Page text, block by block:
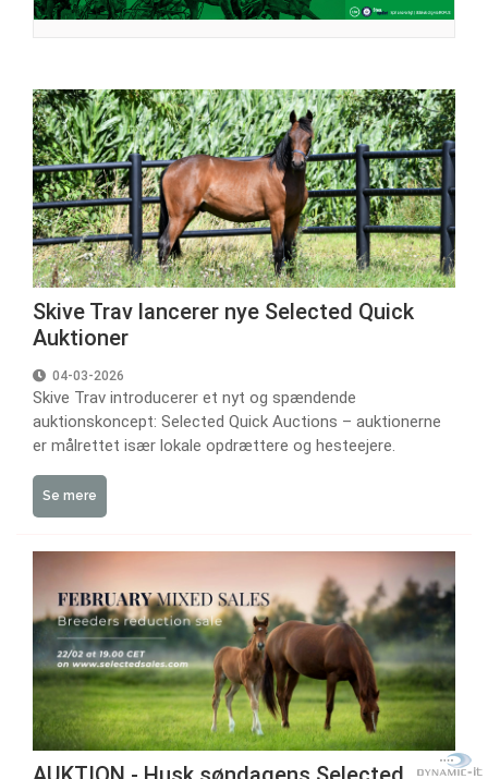
Skive Trav lancerer nye Selected Quick
Auktioner
04-03-2026
Skive Trav introducerer et nyt og spændende
auktionskoncept: Selected Quick Auctions – auktionerne
er målrettet især lokale opdrættere og hesteejere.
Se mere